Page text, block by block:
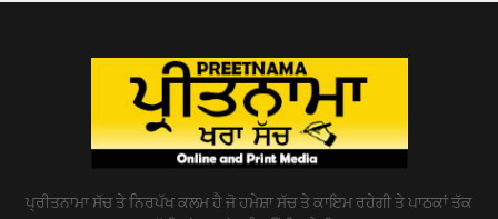
ਪ੍ਰੀਤਨਾਮਾ ਸੱਚ ਤੇ ਨਿਰਪੱਖ ਕਲਮ ਹੈ ਜੋ ਹਮੇਸ਼ਾ ਸੱਚ ਤੇ ਕਾਇਮ ਰਹੇਗੀ ਤੇ ਪਾਠਕਾਂ ਤੱਕ